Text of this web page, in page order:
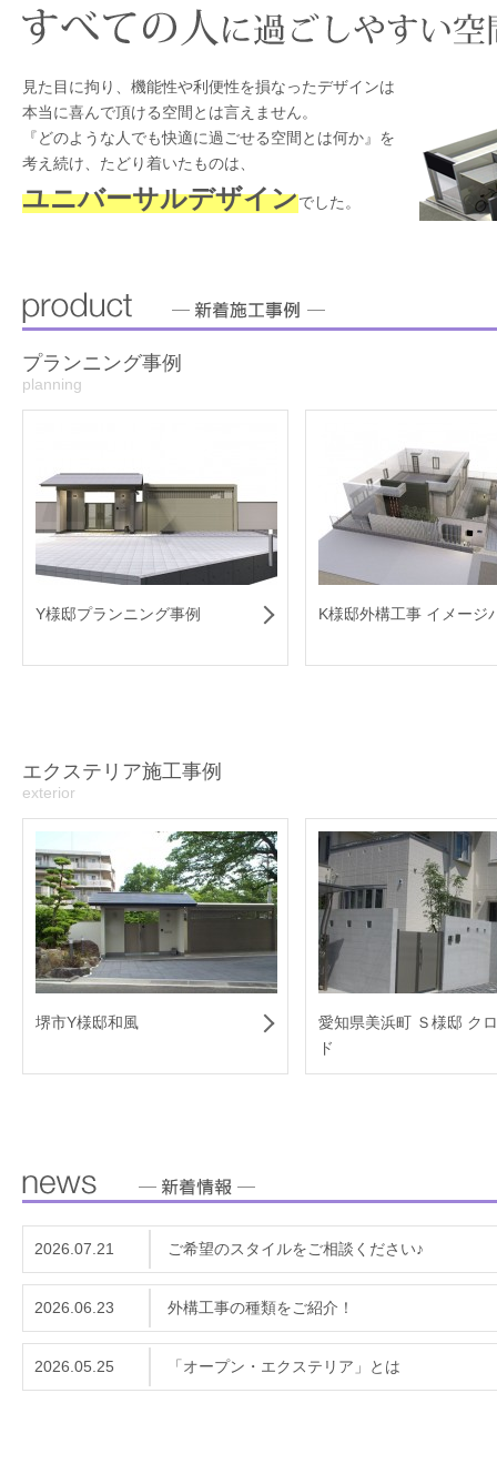
見た目に拘り、機能性や利便性を損なったデザインは
本当に喜んで頂ける空間とは言えません。
『どのような人でも快適に過ごせる空間とは何か』を
考え続け、たどり着いたものは、
ユニバーサルデザインでした。
プランニング事例
planning
Y様邸プランニング事例 K様邸外構工事 イメージ
エクステリア施工事例
exterior
堺市Y様邸和風
愛知県美浜町 Ｓ様邸 ク
ド
2026.07.21 ご希望のスタイルをご相談ください♪
2026.06.23 外構工事の種類をご紹介！
2026.05.25 「オープン・エクステリア」とは